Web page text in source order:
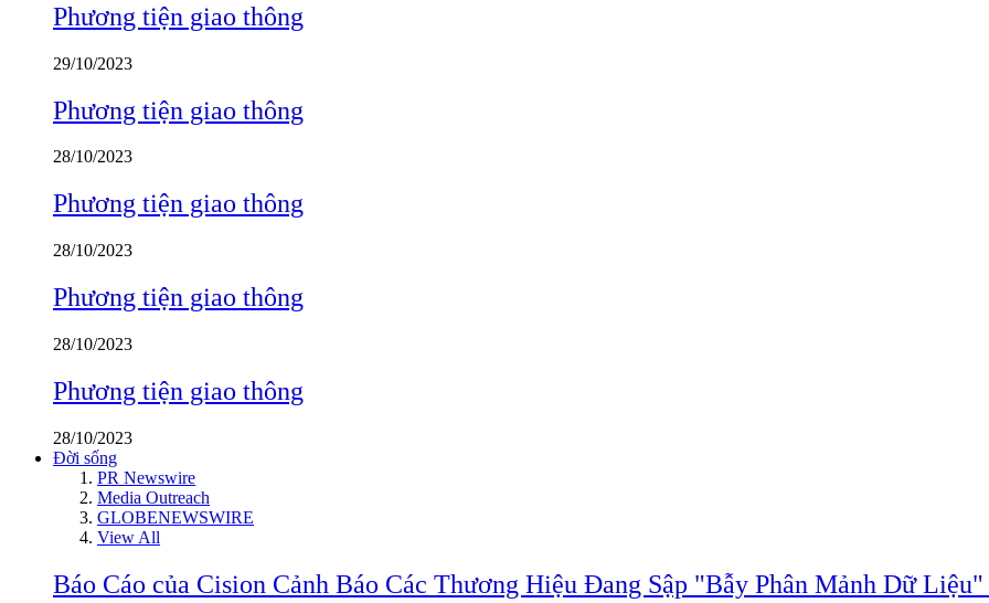
Phương tiện giao thông
29/10/2023
Phương tiện giao thông
28/10/2023
Phương tiện giao thông
28/10/2023
Phương tiện giao thông
28/10/2023
Phương tiện giao thông
28/10/2023
Đời sống
PR Newswire
Media Outreach
GLOBENEWSWIRE
View All
Báo Cáo của Cision Cảnh Báo Các Thương Hiệu Đang Sập "Bẫy Phân Mảnh Dữ